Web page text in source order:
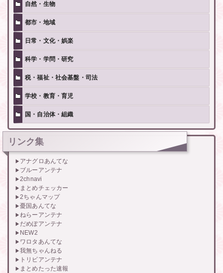
自然・生物
都市・地域
日常・文化・娯楽
科学・学問・研究
税・福祉・社会基盤・司法
学校・教育・育児
国・自治体・組織
リンク集
アナグロあんてな
ブルーアンテナ
2chnavi
まとめチェッカー
2ちゃんマップ
憂国あんてな
ねらーアンテナ
だめぽアンテナ
NEW2
ワロタあんてな
我無ちゃんねる
トリビアンテナ
まとめたった速報